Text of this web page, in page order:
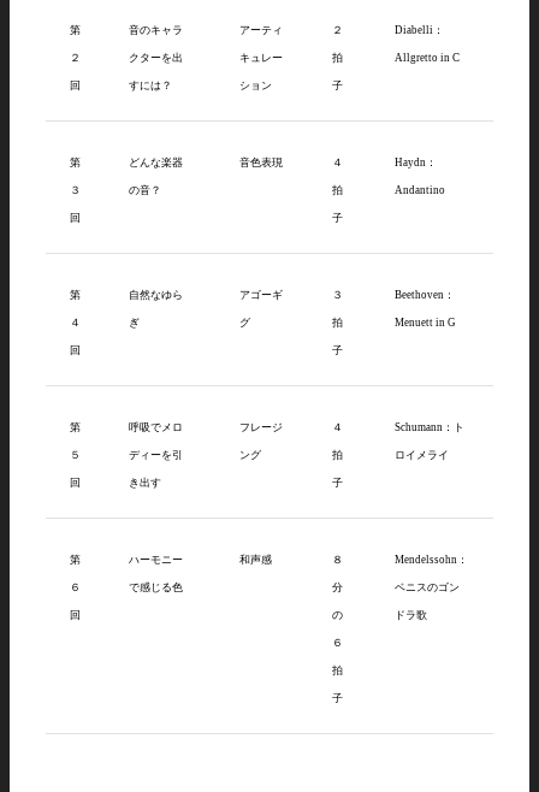
第
２
回
音のキャラ
クターを出
すには？
アーティ
キュレー
ション
２
拍
子
Diabelli：
Allgretto in C
第
３
回
どんな楽器
の音？
音色表現 ４
拍
子
Haydn：
Andantino
第
４
回
自然なゆら
ぎ
アゴーギ
グ
３
拍
子
Beethoven：
Menuett in G
第
５
回
呼吸でメロ
ディーを引
き出す
フレージ
ング
４
拍
子
Schumann：ト
ロイメライ
第
６
回
ハーモニー
で感じる色
和声感 ８
分
の
６
拍
子
Mendelssohn：
ベニスのゴン
ドラ歌